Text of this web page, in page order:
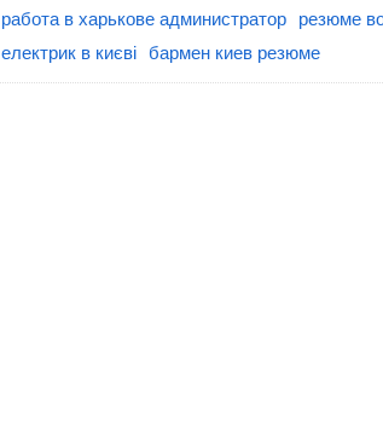
работа в харькове администратор
резюме
електрик в києві бармен киев резюме